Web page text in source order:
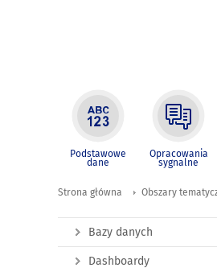
Podstawowe
dane
Opracowania
sygnalne
Strona główna Obszary
Bazy danych
Dashboardy